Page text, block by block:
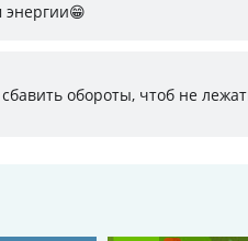
обороты, чтоб не